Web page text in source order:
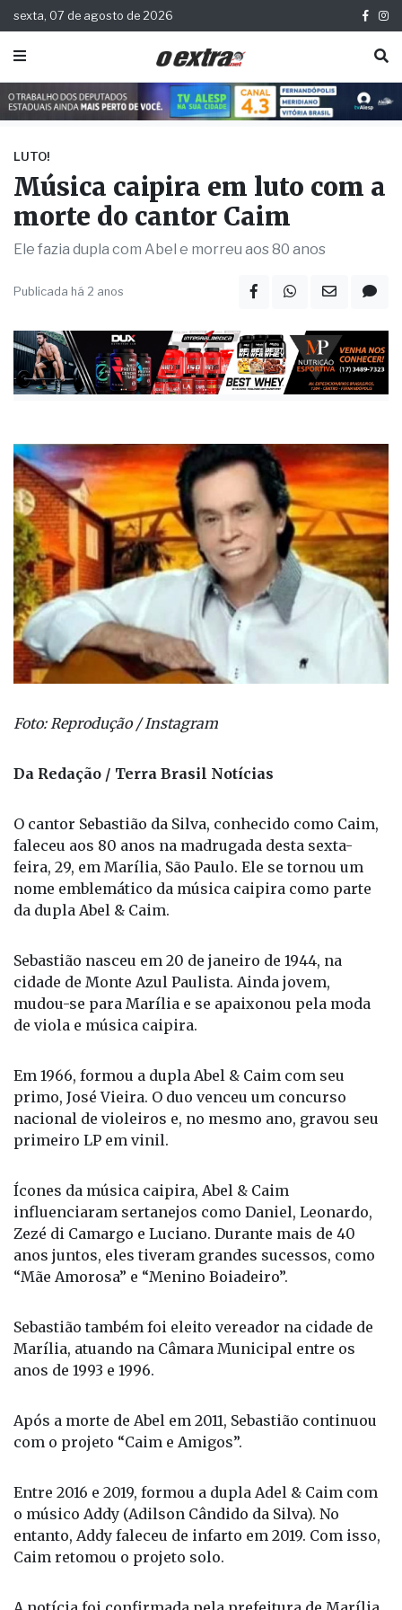
sexta, 07 de agosto de 2026
LUTO!
Música caipira em luto com a
morte do cantor Caim
Ele fazia dupla com Abel e morreu aos 80 anos
Publicada há 2 anos
Foto: Reprodução / Instagram
Da Redação / Terra Brasil Notícias
O cantor Sebastião da Silva, conhecido como Caim,
faleceu aos 80 anos na madrugada desta sexta-
feira, 29, em Marília, São Paulo. Ele se tornou um
nome emblemático da música caipira como parte
da dupla Abel & Caim.
Sebastião nasceu em 20 de janeiro de 1944, na
cidade de Monte Azul Paulista. Ainda jovem,
mudou-se para Marília e se apaixonou pela moda
de viola e música caipira.
Em 1966, formou a dupla Abel & Caim com seu
primo, José Vieira. O duo venceu um concurso
nacional de violeiros e, no mesmo ano, gravou seu
primeiro LP em vinil.
Ícones da música caipira, Abel & Caim
influenciaram sertanejos como Daniel, Leonardo,
Zezé di Camargo e Luciano. Durante mais de 40
anos juntos, eles tiveram grandes sucessos, como
“Mãe Amorosa” e “Menino Boiadeiro”.
Sebastião também foi eleito vereador na cidade de
Marília, atuando na Câmara Municipal entre os
anos de 1993 e 1996.
Após a morte de Abel em 2011, Sebastião continuou
com o projeto “Caim e Amigos”.
Entre 2016 e 2019, formou a dupla Adel & Caim com
o músico Addy (Adilson Cândido da Silva). No
entanto, Addy faleceu de infarto em 2019. Com isso,
Caim retomou o projeto solo.